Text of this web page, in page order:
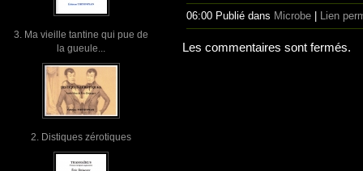
3. Ma vieille tantine qui pue de
la gueule...
2. Distiques zérotiques
06:00 Publié dans Microbe Lien
Les commentaires sont fermés.